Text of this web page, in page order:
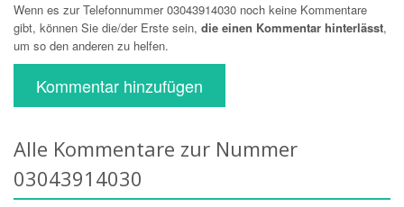
Wenn es zur Telefonnummer 03043914030 noch keine Kommentare
gibt, können Sie die/der Erste sein, die einen Kommentar hinterlässt,
um so den anderen zu helfen.
Kommentar hinzufügen
Alle Kommentare zur Nummer
03043914030